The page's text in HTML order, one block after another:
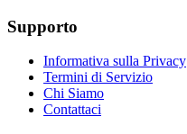
Supporto
Informativa sulla Privacy
Termini di Servizio
Chi Siamo
Contattaci